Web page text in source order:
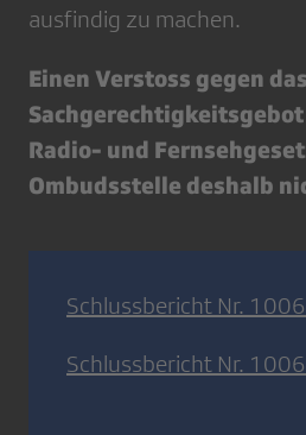
ausfindig zu machen.
Einen Verstoss gegen das
Radio- und
Ombudsstelle deshalb
Schlussbericht Nr.
Schlussbericht Nr.